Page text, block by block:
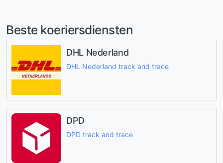
Beste koeriersdiensten
DHL Nederland
DHL Nederland track and trace
DPD
DPD track and trace